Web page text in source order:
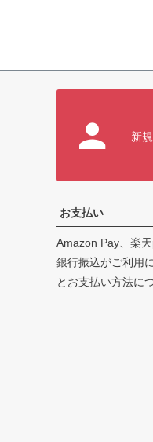
新
お支払い
Amazon Pay、楽
銀行振込がご利用
とお支払い方法に